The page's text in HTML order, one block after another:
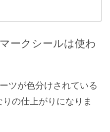
ークシールは使わ
ツが色分けされている
の仕上がりになりま